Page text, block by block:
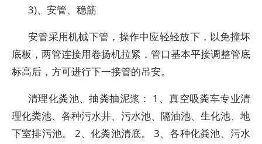
3)、安管、稳筋
安管采用机械下管，操作中应轻轻放下，以免撞坏
底板，两管连接用卷扬机拉紧，管口基本平接调整管底
标高后，方可进行下一接管的吊安。
清理化粪池、抽粪抽泥浆： 1、真空吸粪车专业清
理化粪池、各种污水井、污水池、隔油池、生化池、地
下室排污池。 2、化粪池清底。 3、各种化粪池、污水